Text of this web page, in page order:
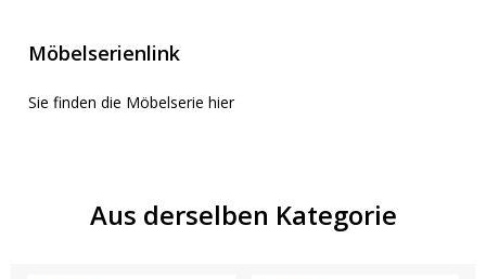
Möbelserienlink
Sie finden die Möbelserie hier
Aus derselben Kategorie